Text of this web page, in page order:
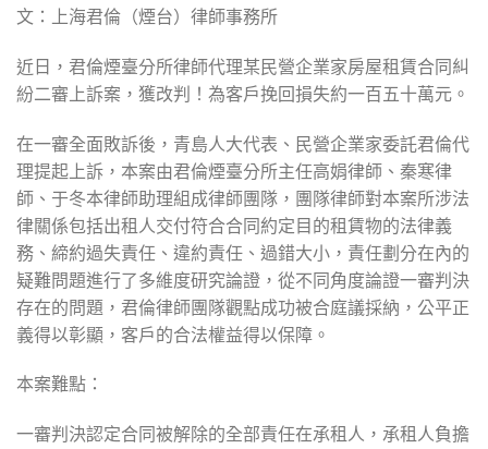
文：上海君倫（煙台）律師事務所
近日，君倫煙臺分所律師代理某民營企業家房屋租賃合同糾
紛二審上訴案，獲改判！為客戶挽回損失約一百五十萬元。
在一審全面敗訴後，青島人大代表、民營企業家委託君倫代
理提起上訴，本案由君倫煙臺分所主任高娟律師、秦寒律
師、于冬本律師助理組成律師團隊，團隊律師對本案所涉法
律關係包括出租人交付符合合同約定目的租賃物的法律義
務、締約過失責任、違約責任、過錯大小，責任劃分在內的
疑難問題進行了多維度研究論證，從不同角度論證一審判決
存在的問題，君倫律師團隊觀點成功被合庭議採納，公平正
義得以彰顯，客戶的合法權益得以保障。
本案難點：
一審判決認定合同被解除的全部責任在承租人，承租人負擔